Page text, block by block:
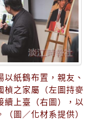
以紙鶴布置，親友、
楨之家屬（左圖持麥
續上臺（右圖），以
圖／化材系提供）